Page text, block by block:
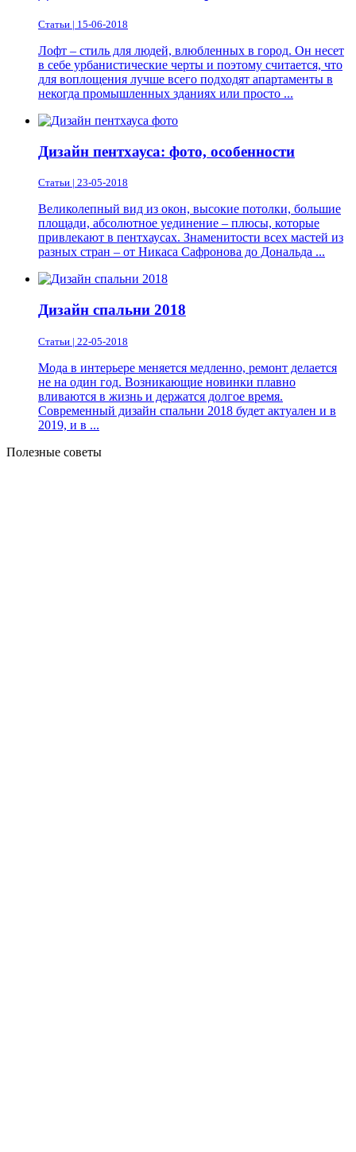
Статьи | 15-06-2018
Лофт – стиль для людей, влюбленных в город. Он несет
в себе урбанистические черты и поэтому считается, что
для воплощения лучше всего подходят апартаменты в
некогда промышленных зданиях или просто ...
Дизайн пентхауса: фото, особенности
Статьи | 23-05-2018
Великолепный вид из окон, высокие потолки, большие
площади, абсолютное уединение – плюсы, которые
привлекают в пентхаусах. Знаменитости всех мастей из
разных стран – от Никаса Сафронова до Дональда ...
Дизайн спальни 2018
Статьи | 22-05-2018
Мода в интерьере меняется медленно, ремонт делается
не на один год. Возникающие новинки плавно
вливаются в жизнь и держатся долгое время.
Современный дизайн спальни 2018 будет актуален и в
2019, и в ...
Полезные советы